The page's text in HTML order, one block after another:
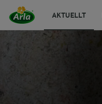
AKTUELLT